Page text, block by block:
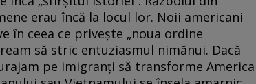
erau încă la locul lor. Noii americani
în ceea ce privește „noua ordine
să stric entuziasmul nimănui. Dacă
pe imigranți să transforme America